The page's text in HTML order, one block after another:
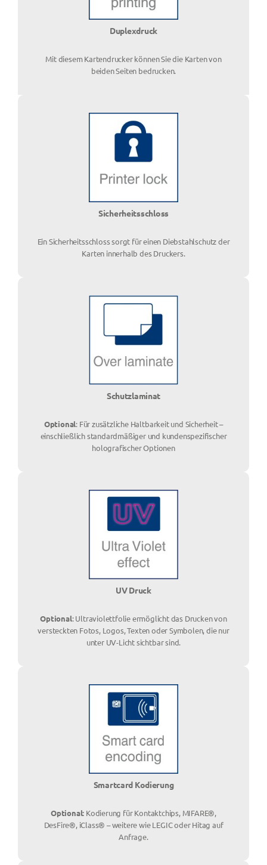
Duplexdruck
Mit diesem Kartendrucker können Sie die Karten von
beiden Seiten bedrucken.
Sicherheitsschloss
Ein Sicherheitsschloss sorgt für einen Diebstahlschutz der
Karten innerhalb des Druckers.
Schutzlaminat
Optional: Für zusätzliche Haltbarkeit und Sicherheit –
einschließlich standardmäßiger und kundenspezifischer
holografischer Optionen
UV Druck
Optional: Ultraviolettfolie ermöglicht das Drucken von
versteckten Fotos, Logos, Texten oder Symbolen, die nur
unter UV-Licht sichtbar sind.
Smartcard Kodierung
Optional: Kodierung für Kontaktchips, MIFARE®,
DesFire®, iClass® – weitere wie LEGIC oder Hitag auf
Anfrage.